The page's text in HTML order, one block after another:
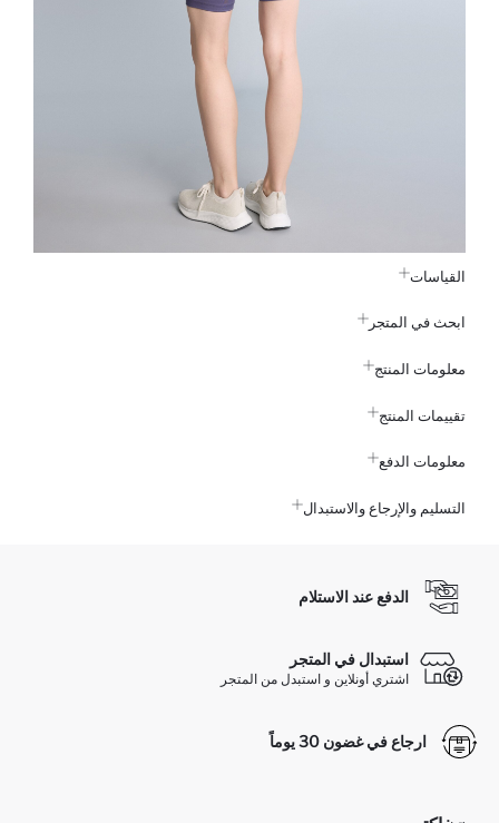
القياسات
ابحث في المتجر
معلومات المنتج
تقييمات المنتج
معلومات الدفع
التسليم والإرجاع والاستبدال
الدفع عند الاستلام
استبدال في المتجر
اشتري أونلاين و استبدل من المتجر
ارجاع في غضون 30 يوماً